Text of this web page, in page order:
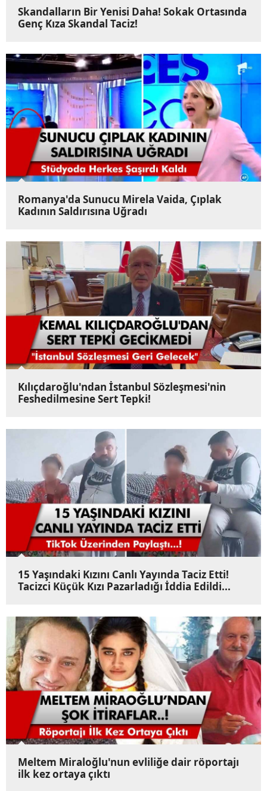
Skandalların Bir Yenisi Daha! Sokak Ortasında
Genç Kıza Skandal Taciz!
Romanya'da Sunucu Mirela Vaida, Çıplak
Kadının Saldırısına Uğradı
Kılıçdaroğlu'ndan İstanbul Sözleşmesi'nin
Feshedilmesine Sert Tepki!
15 Yaşındaki Kızını Canlı Yayında Taciz Etti!
Tacizci Küçük Kızı Pazarladığı İddia Edildi...
Meltem Miraloğlu'nun evliliğe dair röportajı
ilk kez ortaya çıktı